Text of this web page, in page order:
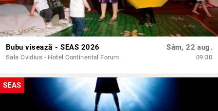
Bubu visează - SEAS 2026
Sala Ovidius - Hotel Continental Forum
Sâm, 22 aug.
09:30
SEAS